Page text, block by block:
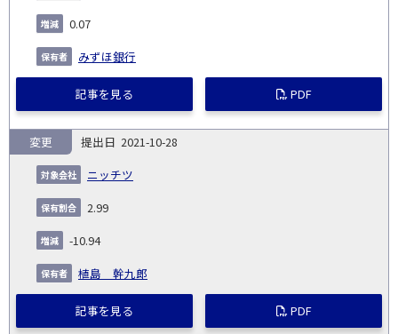
0.07
みずほ銀行
記事を見る PDF
2021-10-28
ニッチツ
変更
2.99
-10.94
植島 幹九郎
記事を見る PDF